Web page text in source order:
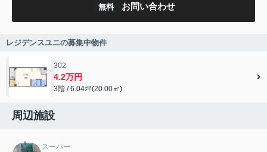
無料 お問い合わせ
レジデンスユニの募集中物件
302
4.2万円
3階 / 6.04坪(20.00㎡)
周辺施設
スーパー